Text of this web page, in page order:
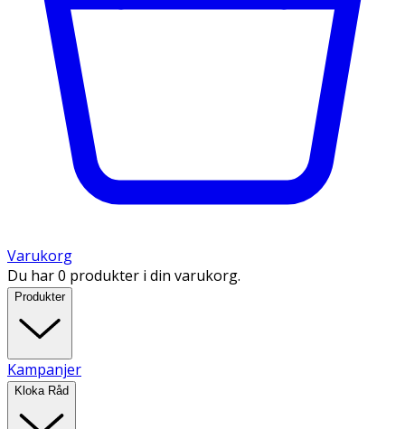
Varukorg
Du har 0 produkter i din varukorg.
Produkter
Kampanjer
Kloka Råd